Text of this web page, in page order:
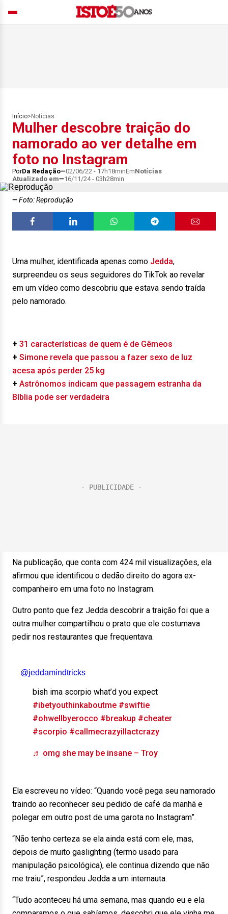
Início> Notícias
Mulher descobre traição do
namorado ao ver detalhe em
foto no Instagram
PorDa Redação 02/06/22 - 17h18minEmNotícias
Atualizado em
16/11/24 - 03h28min
Foto: Reprodução
Uma mulher, identificada apenas como Jedda,
surpreendeu os seus seguidores do TikTok ao revelar
em um vídeo como descobriu que estava sendo traída
pelo namorado.
+ 31 características de quem é de Gêmeos
+ Simone revela que passou a fazer sexo de luz
acesa após perder 25 kg
+ Astrônomos indicam que passagem estranha da
Bíblia pode ser verdadeira
Na publicação, que conta com 424 mil visualizações, ela
afirmou que identificou o dedão direito do agora ex-
companheiro em uma foto no Instagram.
Outro ponto que fez Jedda descobrir a traição foi que a
outra mulher compartilhou o prato que ele costumava
pedir nos restaurantes que frequentava.
@jeddamindtricks
bish ima scorpio what’d you expect
#ibetyouthinkaboutme #swiftie
#ohwellbyerocco #breakup #cheater
#scorpio #callmecrazyillactcrazy
♬ omg she may be insane – Troy
Ela escreveu no vídeo: “Quando você pega seu namorado
traindo ao reconhecer seu pedido de café da manhã e
polegar em outro post de uma garota no Instagram”.
“Não tenho certeza se ela ainda está com ele, mas,
depois de muito gaslighting (termo usado para
manipulação psicológica), ele continua dizendo que não
me traiu”, respondeu Jedda a um internauta.
“Tudo aconteceu há uma semana, mas quando eu e ela